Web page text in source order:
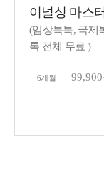
이널싱 마스터
(임상톡톡, 국제
톡 전체 무료 )
6개월